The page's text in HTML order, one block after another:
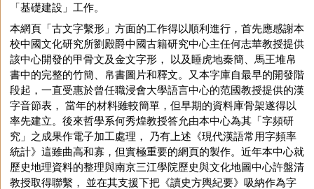
「基礎建設」工作。
本網頁「古文字繫形」方面的工作得以順利進行，首先應感謝本
校中國文化研究所劉殿爵中國古籍研究中心主任何志華教授提供
該中心開發的甲骨文及金文字形， 以及睡虎地秦簡、馬王堆帛
書中的完整的竹簡、帛書圖片和釋文。又本字庫自最早的開發階
段起，一直受惠於曾任職浸會大學語言中心的范國教授提供的漢
字音節表， 當年的材料雖較簡單，但早期的資料庫骨架遂得以
率先建立。後來哲學系何秀煌教授答允由本中心為其「字頻研
究」之成果作電子加工處理， 乃有上述《現代漢語常用字頻率
統計》這雖曲高和寡，但實極重要的網頁的製作。近年本中心就
歷史地理資料的整理與南京三江學院歷史與文化地圖中心許盤清
教授取得聯繫， 並在其支援下把《讀史方輿紀要》吸納作為字